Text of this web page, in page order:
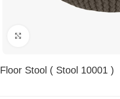
Floor Stool ( Stool 10001 )